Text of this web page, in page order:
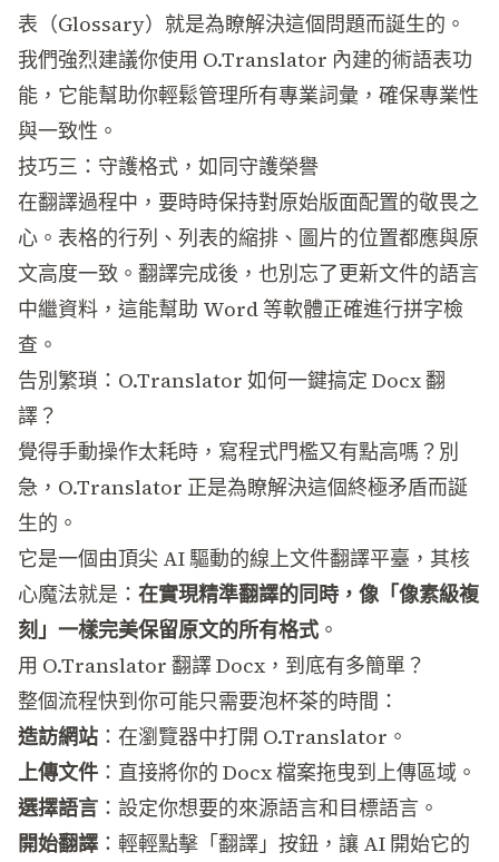
表（Glossary）就是為瞭解決這個問題而誕生的。
我們強烈建議你使用 O.Translator 內建的術語表功
能 ，它能幫助你輕鬆管理所有專業詞彙，確保專業性
與一致性。
技巧三：守護格式，如同守護榮譽
在翻譯過程中，要時時保持對原始版面配置的敬畏之
心。表格的行列、列表的縮排、圖片的位置都應與原
文高度一致。翻譯完成後，也別忘了更新文件的語言
中繼資料，這能幫助 Word 等軟體正確進行拼字檢
查。
告別繁瑣：O.Translator 如何一鍵搞定 Docx 翻
譯？
覺得手動操作太耗時，寫程式門檻又有點高嗎？別
急， O.Translator 正是為瞭解決這個終極矛盾而誕
生的。
它是一個由頂尖 AI 驅動的線上文件翻譯平臺，其核
心魔法就是： 在實現精準翻譯的同時，像「像素級複
刻」一樣完美保留原文的所有格式 。
用 O.Translator 翻譯 Docx，到底有多簡單？
整個流程快到你可能只需要泡杯茶的時間：
造訪網站 ：在瀏覽器中打開 O.Translator 。
上傳文件 ：直接將你的 Docx 檔案拖曳到上傳區域。
選擇語言 ：設定你想要的來源語言和目標語言。
開始翻譯 ：輕輕點擊「翻譯」按鈕，讓 AI 開始它的